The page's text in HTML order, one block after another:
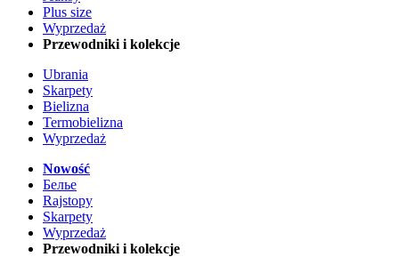
Plus size
Wyprzedaż
Przewodniki i kolekcje
Ubrania
Skarpety
Bielizna
Termobielizna
Wyprzedaż
Nowość
Белье
Rajstopy
Skarpety
Wyprzedaż
Przewodniki i kolekcje